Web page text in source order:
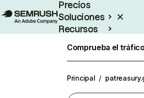
Precios
Soluciones
Recursos
Comprueba el
Principal /